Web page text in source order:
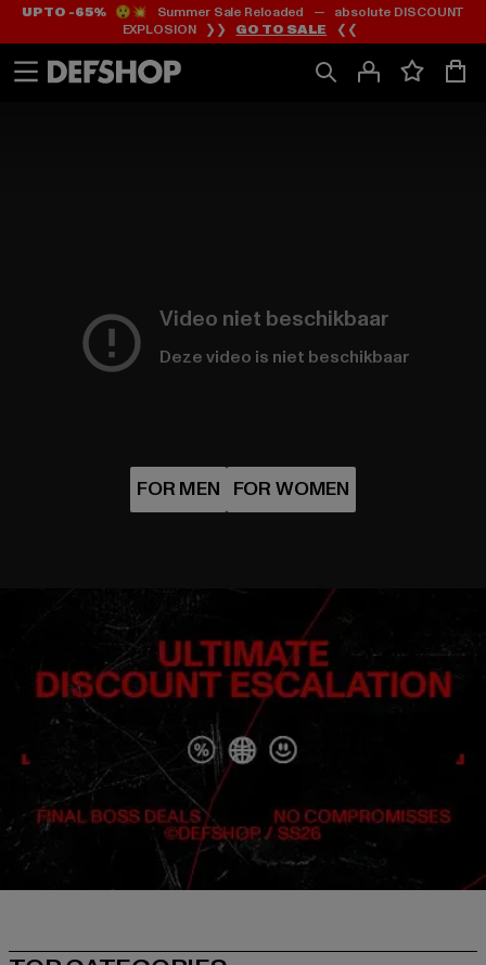
Ga
naar
Ga
naar
UP TO -65%😲💥 Summer Sale Reloaded — absolute DISCOUNT
EXPLOSION ❯❯ GO TO SALE ❮❮
Video niet beschikbaar
Deze video is niet beschikbaar